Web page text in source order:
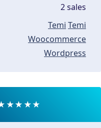
2 sales
Temi Temi
Woocommerce
Wordpress
★★★★★